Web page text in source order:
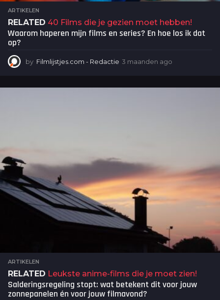
ARTIKELEN
RELATED 40 Films die je gezien moet hebben!
Waarom haperen mijn films en series? En hoe los ik dat
op?
by Filmlijstjes.com - Redactie 3 maanden ago
a
ARTIKELEN
RELATED Leukste anime-films die je moet zien!
Salderingsregeling stopt: wat betekent dit voor jouw
zonnepanelen én voor jouw filmavond?